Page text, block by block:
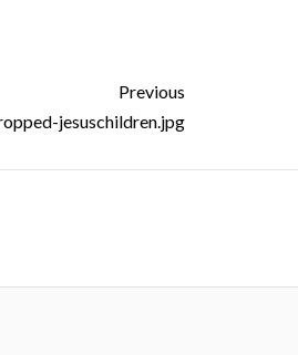
Previous
jesuschildren.jpg